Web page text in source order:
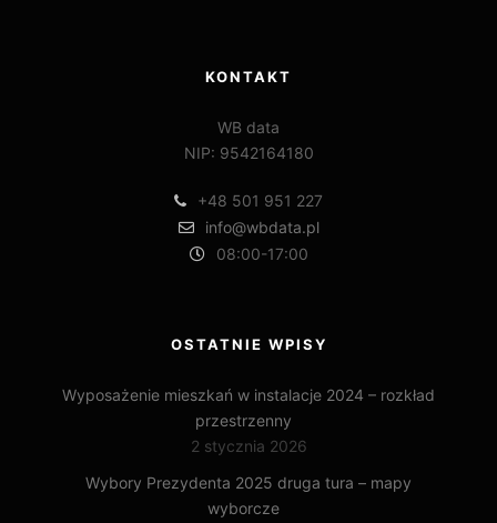
KONTAKT
WB data
NIP: 9542164180
+48 501 951 227
info@wbdata.pl
08:00-17:00
OSTATNIE WPISY
Wyposażenie mieszkań w instalacje 2024 – rozkład
przestrzenny
2 stycznia 2026
Wybory Prezydenta 2025 druga tura – mapy
wyborcze